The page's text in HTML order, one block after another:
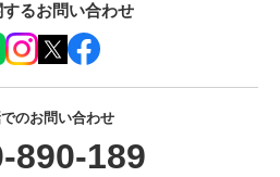
るお問い合わせ
のお問い合わせ
890-189